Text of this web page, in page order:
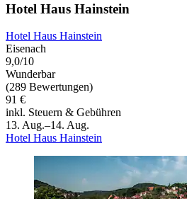
Hotel Haus Hainstein
Hotel Haus Hainstein
Eisenach
9,0/10
Wunderbar
(289 Bewertungen)
91 €
inkl. Steuern & Gebühren
13. Aug.–14. Aug.
Hotel Haus Hainstein